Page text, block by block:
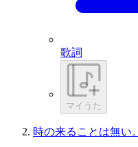
歌詞
マイうた
時の来ることは無い。